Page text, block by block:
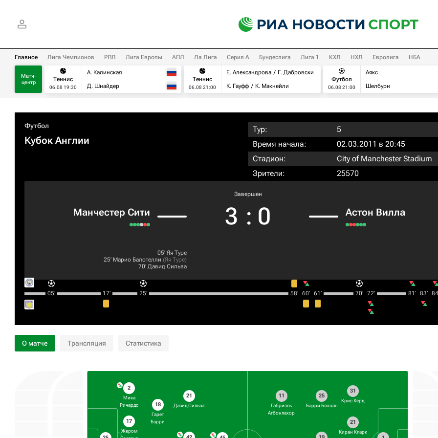
Главное Лига Чемпионов РПЛ Лига Европы АПЛ Ла Лига Серия А Бундеслига Лига 1 КХЛ НХЛ Евролига НБА
Матч-
центр
Теннис
06.08 19:30
А. Калинская
Д. Шнайдер
Теннис
06.08 21:00
Е. Александрова
Г. Дабровски
К. Гауфф
К. Макнейли
Футбол
06.08 21:00
Аякс
Шелбурн
Футбол
Кубок Англии
Тур:
5
Время начала:
02.03.2011 в 20:45
Стадион:
City of Manchester Stadium
Зрители:
25570
Манчестер Сити
Завершен
3 : 0 Астон Вилла
05‎’‎ Яя Туре
25‎’‎ Марио Балотелли (Яя Туре)
70‎’‎ Давид Сильва
05‎’‎ 17‎’‎ 25‎’‎ 58‎’‎ 60‎’‎ 61‎’‎ 70‎’‎ 72‎’‎ 81‎’‎ 83‎’‎
О матче Трансляция Статистика
2
Мика
Ричардс
17
Жером
18
Гарет
Бэрри
21
Давид Сильва
31
Крис Херд
21
Киран Кларк
25
Барри Бэннан
11
Габриэль
Агбонлахор